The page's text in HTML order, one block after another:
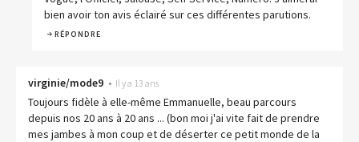
bien avoir ton avis éclairé sur ces différentes parutions.
RÉPONDRE
virginie/mode9 • Il y a 13 ans
Toujours fidèle à elle-même Emmanuelle, beau parcours
depuis nos 20 ans à 20 ans ... (bon moi j'ai vite fait de prendre
mes jambes à mon coup et de déserter ce petit monde de la